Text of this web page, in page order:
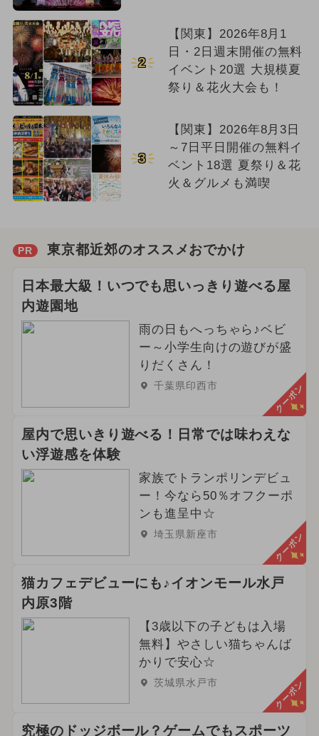
2
【関東】2026年8月1
日・2日週末開催の無料
イベント20選 大規模夏
祭り＆花火大会も！
3
【関東】2026年8月3日
～7日平日開催の無料イ
ベント18選 夏祭り＆花
火＆グルメも満喫
PR 東京都近郊のオススメおでかけ
日本最大級！いつでも思いっきり遊べる屋
内遊園地
雨の日もへっちゃら♪ベビ
ー～小学生向けの遊びが盛
りだくさん！
千葉県印西市 クーポン
屋内で思いきり遊べる！日常では味わえな
い浮遊感を体験
家族でトランポリンデビュ
ー！今なら50％オフクーポ
ンも進呈中☆
埼玉県新座市 クーポン
猫カフェデビューにも♪イオンモール水戸
内原3階
【3歳以下の子どもは入場
無料】やさしい猫ちゃんば
かりで安心☆
茨城県水戸市 クーポン
究極のドッジボール？ゲームでもスポーツ